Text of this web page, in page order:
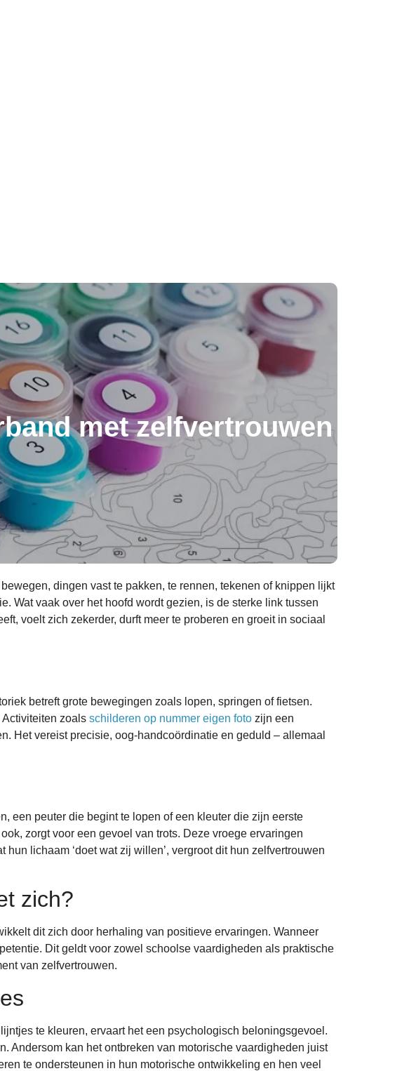
met zelfvertrouwen
dingen vast te pakken, te rennen, tekenen of knippen lijkt
Wat vaak over het hoofd wordt gezien, is de sterke link tussen
voelt zich zekerder, durft meer te proberen en groeit in sociaal
betreft grote bewegingen zoals lopen, springen of fietsen.
zoals schilderen op nummer eigen foto zijn een
Het vereist precisie, oog-handcoördinatie en geduld – allemaal
een peuter die begint te lopen of een kleuter die zijn eerste
zorgt voor een gevoel van trots. Deze vroege ervaringen
lichaam ‘doet wat zij willen’, vergroot dit hun zelfvertrouwen
zich?
dit zich door herhaling van positieve ervaringen. Wanneer
Dit geldt voor zowel schoolse vaardigheden als praktische
van zelfvertrouwen.
te kleuren, ervaart het een psychologisch beloningsgevoel.
Andersom kan het ontbreken van motorische vaardigheden juist
te ondersteunen in hun motorische ontwikkeling en hen veel